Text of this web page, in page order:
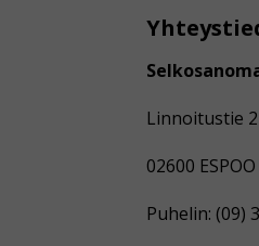
Linnoitustie
02600 ESPOO
Puhelin: (09)